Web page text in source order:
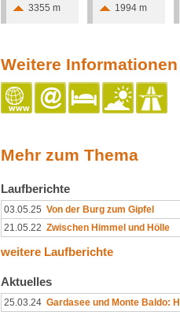
3355 m
1994 m
Weitere Informationen
Mehr zum Thema
Laufberichte
03.05.25 Von der Burg zum Gipfel
21.05.22 Zwischen Himmel und Hölle
weitere Laufberichte
Aktuelles
25.03.24 Gardasee und Monte Baldo: